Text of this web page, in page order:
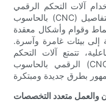
آلات التحكم الرقمي
بالحاسوب (CNC) في المنشآت الضخمة هو مستوى الدقة والتفاصيل
وقوام وأشكال معقدة
إلى بيئات غامرة وآسرة.
تتمتع آلات التحكم
الرقمي بالحاسوب (CNC) بالقدرة على تحويل المساحات العامة
والعمل متعدد التخصصات